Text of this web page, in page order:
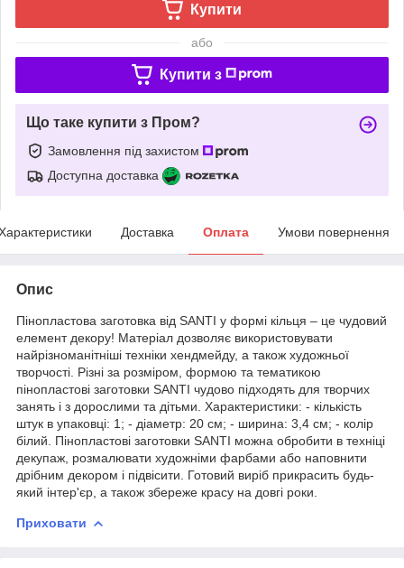
Купити
або
Купити з
Що таке купити з Пром?
Замовлення під захистом
Доступна доставка
Доставка Оплата Умови повернення
Опис
Пінопластова заготовка від SANTI у формі кільця – це чудовий
елемент декору! Матеріал дозволяє використовувати
найрізноманітніші техніки хендмейду, а також художньої
творчості. Різні за розміром, формою та тематикою
пінопластові заготовки SANTI чудово підходять для творчих
занять і з дорослими та дітьми. Характеристики: - кількість
штук в упаковці: 1; - діаметр: 20 см; - ширина: 3,4 см; - колір
білий. Пінопластові заготовки SANTI можна обробити в техніці
декупаж, розмалювати художніми фарбами або наповнити
дрібним декором і підвісити. Готовий виріб прикрасить будь-
який інтер'єр, а також збереже красу на довгі роки.
Приховати